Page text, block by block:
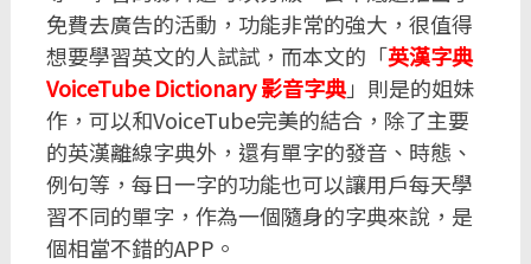
免費去廣告的活動，功能非常的強大，很值得
想要學習英文的人試試，而本文的「英漢字典
VoiceTube Dictionary 影音字典」則是的姐妹
作，可以和VoiceTube完美的結合，除了主要
的英漢離線字典外，還有單字的發音、時態、
例句等，每日一字的功能也可以讓用戶每天學
習不同的單字，作為一個隨身的字典來說，是
個相當不錯的APP。